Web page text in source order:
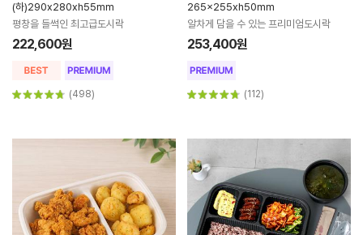
(하)290x280xh55mm
평창을 들썩인 최고급도시락
222,600원
(498)
265x255xh50mm
알차게 담을 수 있는 프리미엄도시락
253,400원
(112)